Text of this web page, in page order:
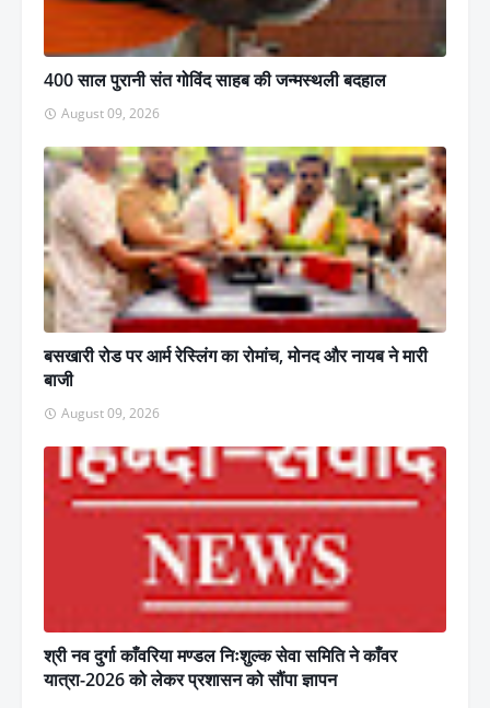
400 साल पुरानी संत गोविंद साहब की जन्मस्थली बदहाल
August 09, 2026
बसखारी रोड पर आर्म रेस्लिंग का रोमांच, मोनद और नायब ने मारी
बाजी
August 09, 2026
श्री नव दुर्गा काँवरिया मण्डल निःशुल्क सेवा समिति ने काँवर
यात्रा-2026 को लेकर प्रशासन को सौंपा ज्ञापन